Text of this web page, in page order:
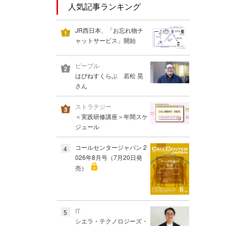
人気記事ランキング
JR西日本、「お忘れ物チ
ャットサービス」開始
ピープル
はぴねすくらぶ 若松 晃
さん
ストラテジー
＜実践研修講座＞年間スケ
ジュール
4
コールセンタージャパン 2
026年8月号（7月20日発
売）
5
IT
シエラ・テクノロジーズ・